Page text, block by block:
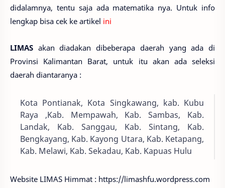
didalamnya, tentu saja ada matematika nya. Untuk info
lengkap bisa cek ke artikel ini
LIMAS akan diadakan dibeberapa daerah yang ada di
Provinsi Kalimantan Barat, untuk itu akan ada seleksi
daerah diantaranya :
Kota Pontianak, Kota Singkawang, kab. Kubu
Raya ,Kab. Mempawah, Kab. Sambas, Kab.
Landak, Kab. Sanggau, Kab. Sintang, Kab.
Bengkayang, Kab. Kayong Utara, Kab. Ketapang,
Kab. Melawi, Kab. Sekadau, Kab. Kapuas Hulu
Website LIMAS Himmat : https://limashfu.wordpress.com